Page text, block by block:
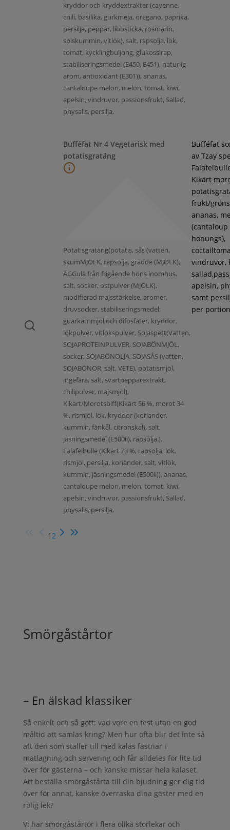
kryddor och kryddextrakter (cayenne,
chili, basilika, gurkmeja, oregano, paprika,
persilja, peppar, libbsticka, rosmarin,
spiskummin, vitlök), salt, rapsolja, lök,
tomat, kycklingbuljong, glukossirap,
stabiliseringsmedel (E450, E451), naturlig
arom, antioxidant (E301)), ananas,
cantaloupe melon, melon, tomat, kiwi,
apelsin, vindruvor, passionsfrukt, Sallad,
physalis, persilja,
Bufféfat Nr 4 Vegetarisk med
potatisgratäng
Potatisgratäng(potatis, sås (vatten,
skumMJÖLK, rapsolja, grädde (MJÖLK),
ÄGGula från frigående höns inomhus,
salt, socker, ostpulver (MJÖLK),
modifierad majsstärkelse, aromer,
druvsocker, stabiliseringsmedel:
guarkärnmjöl och difosfater, kryddor,
lökpulver, vitlökspulver, Sojaspett(Vatten,
SOJAPROTEINPULVER, SOJABÖNMJÖL,
socker, SOJABÖNOLJA, SOJASÅS (vatten,
SOJABÖNOR, salt, VETE), potatismjöl,
ingefära, salt, svartpepparextrakt,
chilipulver, majsmjöl),
Kikärt/Morotsbiff(Kikärt 56 %, morot 34
%, rismjöl, lök, kryddor (koriander,
kummin, fänkål, citronskal), salt,
jäsningsmedel (E500ii), rapsolja.),
Falafelbulle (Kikärt 73 %, rapsolja, lök,
rismjöl, persilja, koriander, salt, vitlök,
kummin, jäsningsmedel (E500ii)), ananas,
cantaloupe melon, melon, tomat, kiwi,
apelsin, vindruvor, passionsfrukt, Sallad,
physalis, persilja,
Bufféfat
av Tzay
Kikärt
frukt/
ananas,
(cantaloup
honungs),
vindruvor,
apelsin,
samt
per
1 2
Smörgåstårtor
– En älskad klassiker
Så enkelt och så gott; vad vore en fest utan en god
måltid att samlas kring? Men hur ofta blir det inte så
att den som ställer till med kalas fastnar i
matlagning och servering och får alldeles för lite tid
över för gästerna – och kanske missar hela kalaset.
Att beställa smörgåstårta till din bjudning ger dig tid
över för annat, kanske överraska dina gäster med en
rolig lek?
Vi har smörgåstårtor i flera olika storlekar och